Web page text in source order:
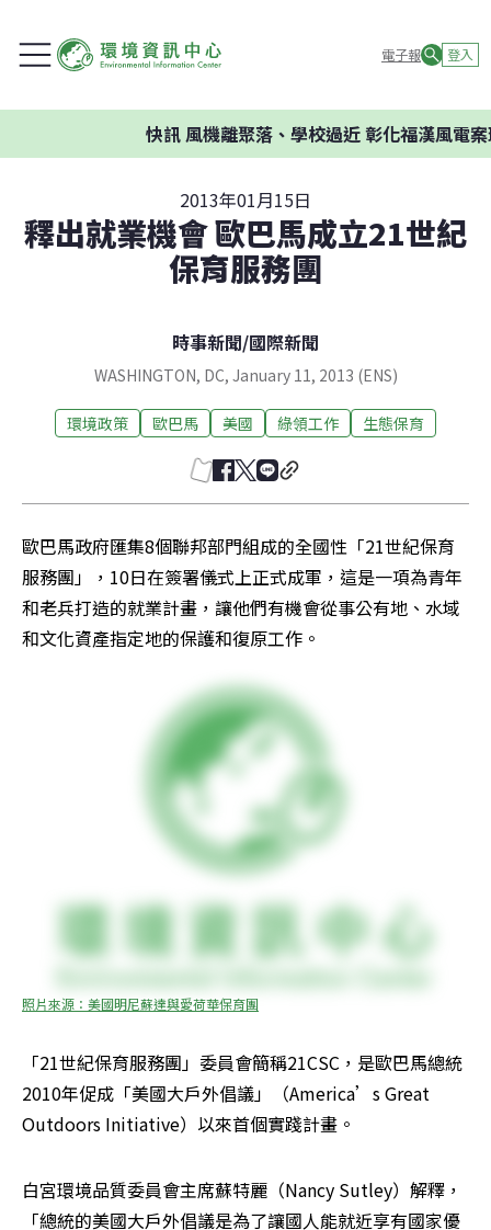
電子報 登入
快訊風機離聚落、學校過近 彰化福漢風電案環
2013年01月15日
釋出就業機會 歐巴馬成立21世紀
保育服務團
時事新聞/國際新聞
WASHINGTON, DC, January 11, 2013 (ENS)
環境政策 歐巴馬 美國 綠領工作 生態保育
歐巴馬政府匯集8個聯邦部門組成的全國性「21世紀保育
服務團」，10日在簽署儀式上正式成軍，這是一項為青年
和老兵打造的就業計畫，讓他們有機會從事公有地、水域
和文化資產指定地的保護和復原工作。
照片來源：美國明尼蘇達與愛荷華保育團
「21世紀保育服務團」委員會簡稱21CSC，是歐巴馬總統
2010年促成「美國大戶外倡議」（America’s Great
Outdoors Initiative）以來首個實踐計畫。
白宮環境品質委員會主席蘇特麗（Nancy Sutley）解釋，
「總統的美國大戶外倡議是為了讓國人能就近享有國家優